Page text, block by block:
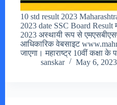
10 std result 2023
2023 date SSC Board Result
2023 अस्थायी रूप से
आधिकारिक वेबसाइट
जाएगा। महाराष्ट्र 10वीं कक्षा के
sanskar
May 6, 2023